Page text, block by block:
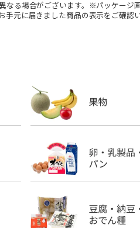
なる場合がございます。※パッケージ
手元に届きました商品の表示をご確認